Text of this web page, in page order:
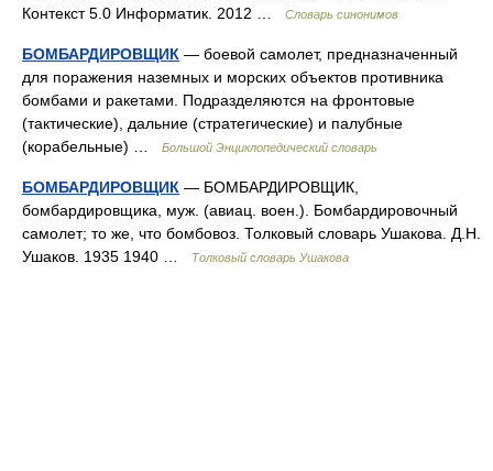
Контекст 5.0 Информатик. 2012 …
Словарь синонимов
БОМБАРДИРОВЩИК — боевой самолет, предназначенный
для поражения наземных и морских объектов противника
бомбами и ракетами. Подразделяются на фронтовые
(тактические), дальние (стратегические) и палубные
(корабельные) …
Большой Энциклопедический словарь
БОМБАРДИРОВЩИК — БОМБАРДИРОВЩИК,
бомбардировщика, муж. (авиац. воен.). Бомбардировочный
самолет; то же, что бомбовоз. Толковый словарь Ушакова. Д.Н.
Ушаков. 1935 1940 …
Толковый словарь Ушакова